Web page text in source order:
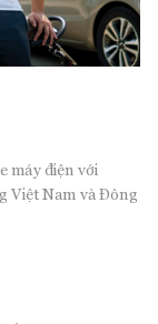
máy điện với
Việt Nam và Đông